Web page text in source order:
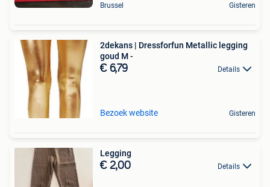
Brussel Gisteren
2dekans | Dressforfun Metallic legging
goud M -
€ 6,79 Details
Bezoek website Gisteren
Legging
€ 2,00 Details